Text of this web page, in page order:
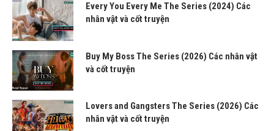
Every You Every Me The Series (2024) Các
nhân vật và cốt truyện
Buy My Boss The Series (2026) Các nhân vật
và cốt truyện
Lovers and Gangsters The Series (2026) Các
nhân vật và cốt truyện